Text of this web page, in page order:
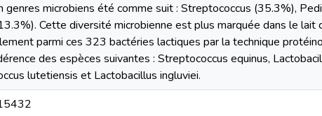
microbiens été comme suit : Streptococcus (35.3%),
Cette diversité microbienne est plus marquée dans le lait
parmi ces 323 bactéries lactiques par la technique
des espèces suivantes : Streptococcus equinus,
lutetiensis et Lactobacillus ingluviei.